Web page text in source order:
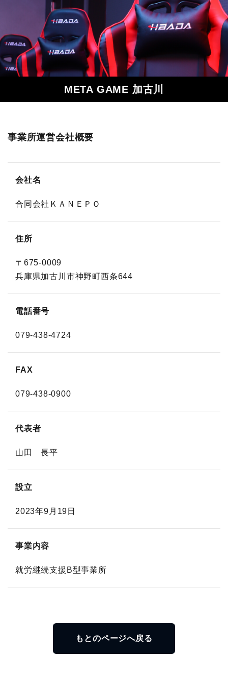
META GAME 加古川
事業所運営会社概要
会社名
合同会社ＫＡＮＥＰＯ
住所
〒675-0009
兵庫県加古川市神野町西条644
電話番号
079-438-4724
FAX
079-438-0900
代表者
山田 長平
設立
2023年9月19日
事業内容
就労継続支援B型事業所
もとのページへ戻る